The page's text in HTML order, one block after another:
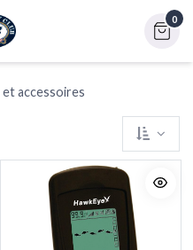
0
et accessoires